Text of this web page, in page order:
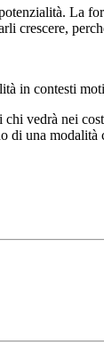
La
crescere,
in contesti
vedrà nei
di una